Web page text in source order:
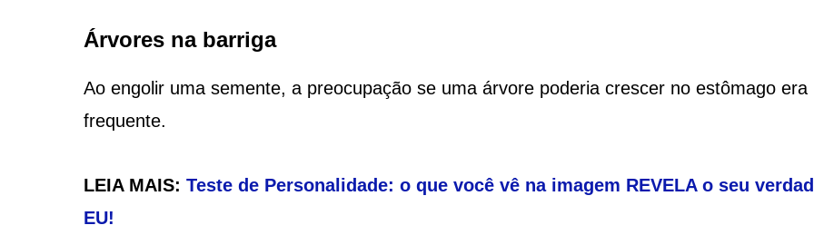
Árvores na barriga
Ao engolir uma semente, a preocupação se uma árvore poderia crescer no estômago era
frequente.
LEIA MAIS: Teste de Personalidade: o que você vê na imagem REVELA o seu
EU!